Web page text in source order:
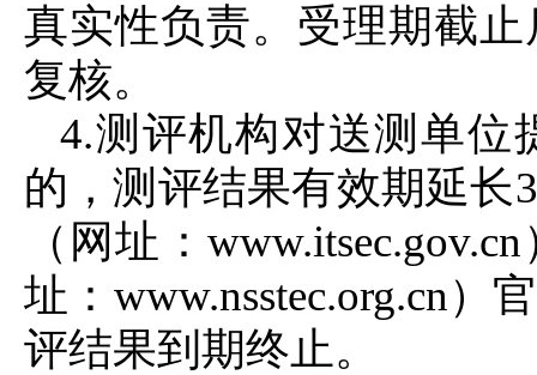
真实性负责。受理期截
复核。
4.测评机构对送测单位
的，测评结果有效期延长
（网址：
址：www.nsstec.org.cn）
评结果到期终止。